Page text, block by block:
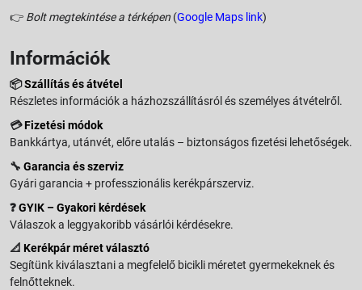
👉 Bolt megtekintése a térképen (Google Maps link)
Információk
📦Szállítás és átvétel
Részletes információk a házhozszállításról és személyes átvételről.
💳Fizetési módok
Bankkártya, utánvét, előre utalás – biztonságos fizetési lehetőségek.
🔧 Garancia és szerviz
Gyári garancia + professzionális kerékpárszerviz.
❓GYIK – Gyakori kérdések
Válaszok a leggyakoribb vásárlói kérdésekre.
📐 Kerékpár méret választó
Segítünk kiválasztani a megfelelő bicikli méretet gyermekeknek és
felnőtteknek.